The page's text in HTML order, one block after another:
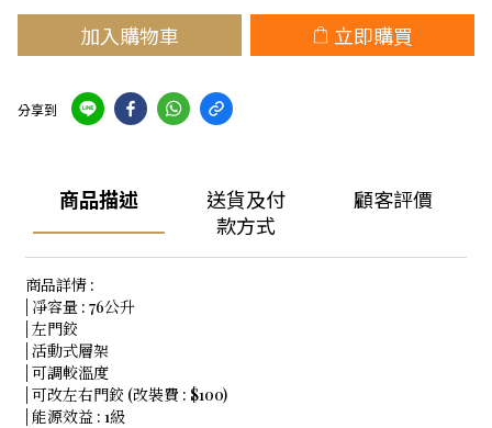
加入購物車 立即購買
分享到
商品描述
送貨及付
款方式
顧客評價
商品詳情 :
| 凈容量 : 76公升
| 左門鉸
| 活動式層架
| 可調較溫度
| 可改左右門鉸 (改裝費 : $100)
| 能源效益 : 1級